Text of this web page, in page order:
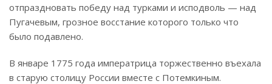
отпраздновать победу над турками и исподволь — над
Пугачевым, грозное восстание которого только что
было подавлено.
В январе 1775 года императрица торжественно въехала
в старую столицу России вместе с Потемкиным.